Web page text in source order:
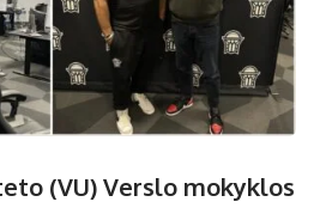
(VU) Verslo mokyklos